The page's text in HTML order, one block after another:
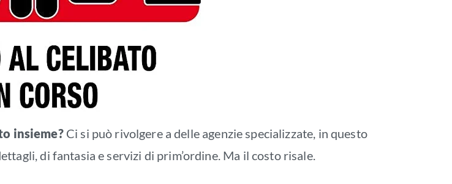
insieme?Ci si può rivolgere a delle agenzie specializzate, in questo
di fantasia e servizi di prim’ordine. Ma il costo risale.